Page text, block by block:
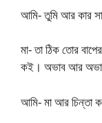
আমি- তুমি আর কার
মা- তা ঠিক তোর
কই। অভাব আর
আমি- মা আর চিন্তা